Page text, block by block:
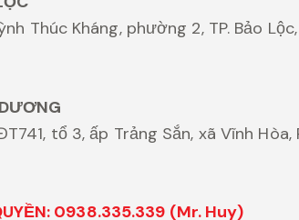
Thúc Kháng, phường 2, TP. Bảo
tổ 3, ấp Trảng Sắn, xã Vĩnh Hòa,
0938.335.339 (Mr. Huy)